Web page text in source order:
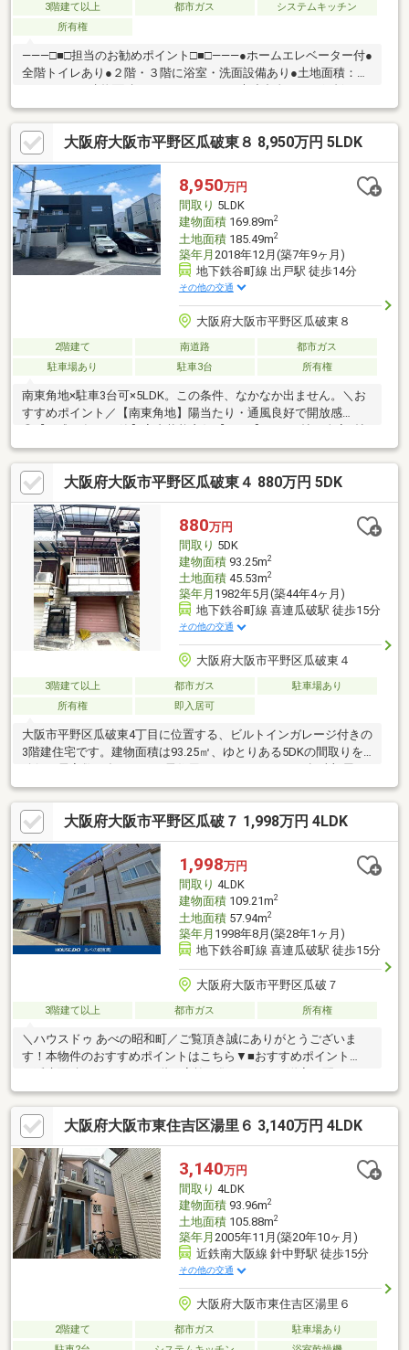
3階建て以上 都市ガス
システムキッチン
所有権
―――□■□担当のお勧めポイント□■□―――●ホームエレベーター付●
全階トイレあり●２階・３階に浴室・洗面設備あり●土地面積：９
３階建●前面道路：東側 公道 約６．３ｍ、南側 公道 約
５．８ｍ―――□■□交通アクセス□■□―――●近鉄南大阪線「矢田」
駅徒歩１４分●大阪メトロ谷町線「喜連瓜破」駅徒歩１７分
―――□■□周辺環境□■□―――●セブンイレブン大阪住道矢田８丁目
店まで約１３０ｍ（徒歩２分）●平野瓜破西二郵便局まで約３９
０ｍ（徒歩５分）
大阪府大阪市平野区瓜破東８ 8,950万円 5LDK
8,950万円
間取り 5LDK
建物面積169.89m2
土地面積185.49m2
築年月 2018年12月(築7年9ヶ月)
地下鉄谷町線 出戸駅 徒歩14分
その他の交通
大阪府大阪市平野区瓜破東８
2階建て 南道路
都市ガス
駐車場あり
駐車3台 所有権
南東角地×駐車3台可×5LDK。この条件、なかなか出ません。＼お
すすめポイント／【南東角地】陽当たり・通風良好で開放感
以上のゆとり【対面キッチン】家族との会話が弾む間取り【洗面
→テラス直結】家事動線スムーズ【収納充実】WIC約3.5帖＋SCL
＋各居室収納【トイレ2ヶ所】忙しい朝も安心【駐車3台可】複数
台所有や来客時も便利【駅徒歩約14分】落ち着いた住環境この広
さ・駐車3台は希少です。ぜひ現地でご体感ください。※一部写真
は不要物を加工にて除去しています。
大阪府大阪市平野区瓜破東４ 880万円 5DK
880万円
間取り 5DK
建物面積93.25m2
土地面積45.53m2
築年月 1982年5月(築44年4ヶ月)
地下鉄谷町線 喜連瓜破駅 徒歩15分
その他の交通
大阪府大阪市平野区瓜破東４
3階建て以上 都市ガス
駐車場あり
所有権
即入居可
大阪市平野区瓜破東4丁目に位置する、ビルトインガレージ付きの
3階建住宅です。建物面積は93.25㎡、ゆとりある5DKの間取りを
ワークスペースなどライフスタイルに合わせた活用が可能です。
現況は空家のため、ご都合に合わせてゆっくりとご見学いただけ
ます。また、リフォームやリノベーションによって、お好みの住
空間へとアレンジできる点も魅力です。スーパーやコンビニなど
の生活利便施設が徒歩圏内に揃い、日常生活にも便利な立地。ビ
ルトインガレージ付きの戸建をお探しの方は、ぜひ一度現地をご
覧ください。
大阪府大阪市平野区瓜破７ 1,998万円 4LDK
1,998万円
間取り 4LDK
建物面積109.21m2
土地面積57.94m2
築年月 1998年8月(築28年1ヶ月)
地下鉄谷町線 喜連瓜破駅 徒歩15分
大阪府大阪市平野区瓜破７
3階建て以上 都市ガス 所有権
＼ハウスドゥ あべの昭和町／ご覧頂き誠にありがとうございま
す！本物件のおすすめポイントはこちら▼■おすすめポイント①
階には広々とした和室と洋室を設けた、生活動線に優れた暮らし
やすい間取りプランです。■おすすめポイント②＜雨や日差しか
ら愛車を守る車庫付き＞3階洋室のウォークインクローゼットをは
じめ、全居室に大容量の収納スペースを完備。荷物の多い子育て
世帯でもすっきりと室内を保てます。また、1階には大切なお車を
雨風からガードできるビルトインタイプの車庫も備えています。
大阪府大阪市東住吉区湯里６ 3,140万円 4LDK
3,140万円
間取り 4LDK
建物面積93.96m2
土地面積105.88m2
築年月 2005年11月(築20年10ヶ月)
近鉄南大阪線 針中野駅 徒歩15分
その他の交通
大阪府大阪市東住吉区湯里６
2階建て 都市ガス
駐車場あり